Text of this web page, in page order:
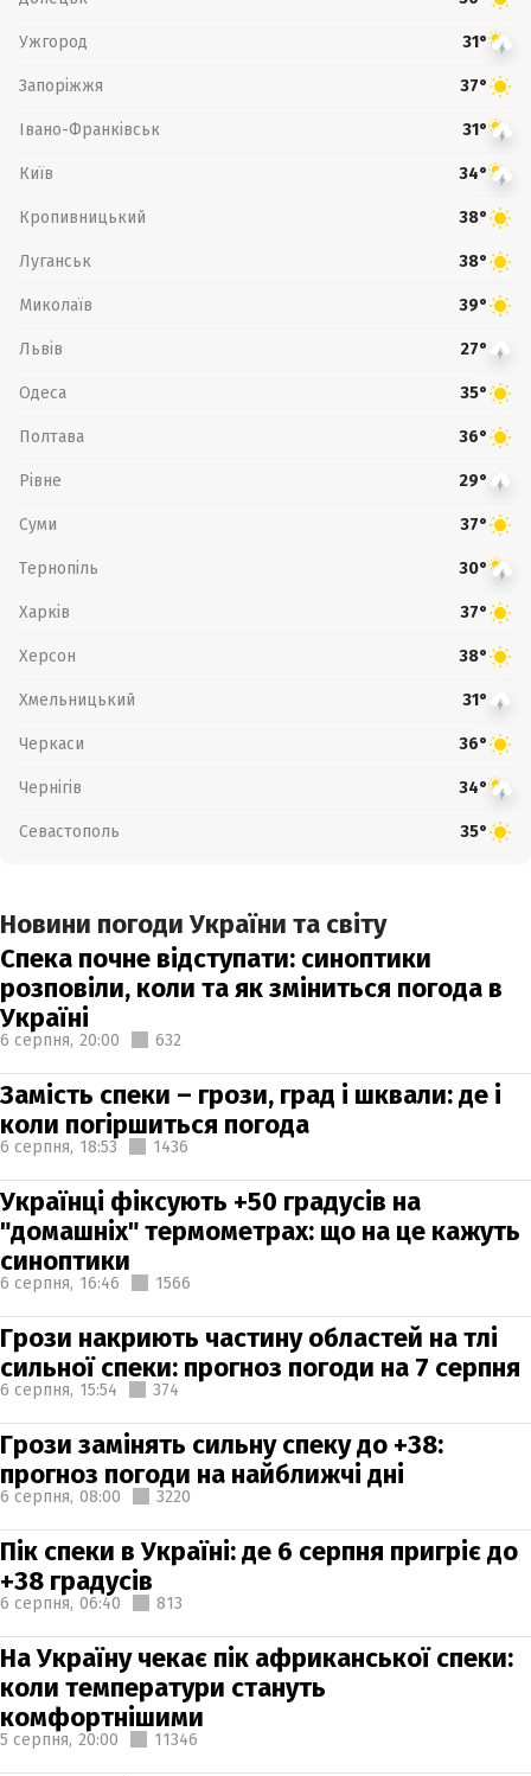
Ужгород 31°
Запоріжжя 37°
Івано-Франківськ 31°
Київ 34°
Кропивницький 38°
Луганськ 38°
Миколаїв 39°
Львів 27°
Одеса 35°
Полтава 36°
Рівне 29°
Суми 37°
Тернопіль 30°
Харків 37°
Херсон 38°
Хмельницький 31°
Черкаси 36°
Чернігів 34°
Севастополь 35°
Новини погоди України та світу
Спека почне відступати: синоптики
розповіли, коли та як зміниться погода в
Україні
6 серпня, 20:00 632
Замість спеки – грози, град і шквали: де і
коли погіршиться погода
6 серпня, 18:53 1436
Українці фіксують +50 градусів на
"домашніх" термометрах: що на це кажуть
синоптики
6 серпня, 16:46 1566
Грози накриють частину областей на тлі
сильної спеки: прогноз погоди на 7 серпня
6 серпня, 15:54 374
Грози замінять сильну спеку до +38:
прогноз погоди на найближчі дні
6 серпня, 08:00 3220
Пік спеки в Україні: де 6 серпня пригріє до
+38 градусів
6 серпня, 06:40 813
На Україну чекає пік африканської спеки:
коли температури стануть
комфортнішими
5 серпня, 20:00 11346